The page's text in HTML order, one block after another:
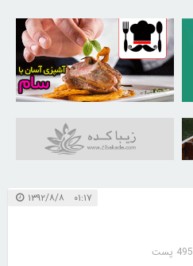
30264125
۰۱:۱۷ ۱۳۹۲/۸/۸
495 پست